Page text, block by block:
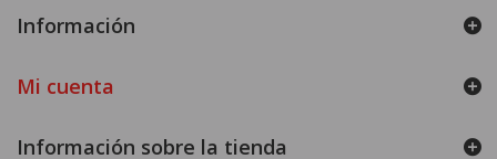
Información
Mi cuenta
Información sobre la tienda